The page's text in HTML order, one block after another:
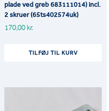
plade ved greb 683111014) incl.
2 skruer (65ts402574uk)
170,00kr.
TILFØJ TIL KURV